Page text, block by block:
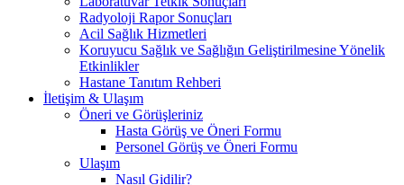
Radyoloji Rapor Sonuçları
Acil Sağlık Hizmetleri
Koruyucu Sağlık ve Sağlığın Geliştirilmesine Yönelik
Etkinlikler
Hastane Tanıtım Rehberi
İletişim & Ulaşım
Öneri ve Görüşleriniz
Hasta Görüş ve Öneri Formu
Personel Görüş ve Öneri Formu
Ulaşım
Nasıl Gidilir?